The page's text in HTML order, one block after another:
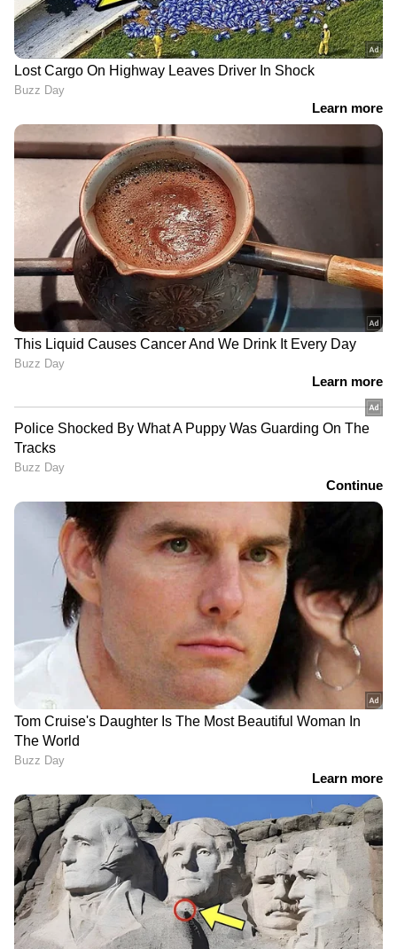
റിക്കവറി ഏജന്റുമാരില്‍ നിന്ന് പീഡനം
നേരിട്ടതായി പറഞ്ഞു. 67 ശതമാനം പേര്‍ക്ക് പല
നമ്പറുകളില്‍ നിന്നായി നിരന്തരം കോളുകള്‍
വന്നപ്പോള്‍, 11 ശതമാനം പേരെ ഏജന്റുമാര്‍
വീട്ടിലോ ജോലിസ്ഥലത്തോ നേരിട്ടെത്തി
ഭീഷണിപ്പെടുത്തി. 8 ശതമാനം പേര്‍ക്ക്
നിയമനടപടികള്‍ നേരിടേണ്ടി വരുമെന്ന
ഭീഷണിയും ലഭിച്ചു.
കടക്കെണിയിലേക്ക് വീഴുന്ന യുവതലമുറ
ആദ്യമായി വായ്പയെടുക്കുന്നവരില്‍ 41
ശതമാനവും ജെന്‍ സി
വിഭാഗത്തില്‍പ്പെട്ടവരാണ്. ഇതില്‍ 46
ശതമാനത്തോളം പേരും സ്മാര്‍ട്ട്ഫോണുകള്‍,
ലാപ്‌ടോപ്പുകള്‍ തുടങ്ങിയ ഗാഡ്ജെറ്റുകള്‍
വാങ്ങാനാണ് ലോണ്‍ എടുക്കുന്നത്. വ്യക്തിഗത
വായ്പയെടുക്കുന്നവരില്‍ 45 ശതമാനത്തോളം
വരുന്ന മില്ലേനിയല്‍സ് ആകട്ടെ, ജീവിതശൈലീ
ചെലവുകള്‍ക്കും വീട് മോടിപിടിപ്പിക്കാനും
ചെറിയ ബിസിനസുകള്‍ തുടങ്ങാനുമാണ് പണം
കടമെടുക്കുന്നത്.
ബാങ്കുകളില്‍ നിന്ന് ലോണ്‍ കിട്ടാന്‍
ബുദ്ധിമുട്ടിയിരുന്ന പലര്‍ക്കും
മിനിറ്റുകള്‍ക്കുള്ളില്‍ പണം ലഭ്യമാക്കാന്‍
ഡിജിറ്റല്‍ വായ്പകള്‍ക്ക് കഴിഞ്ഞിട്ടുണ്ട്.
എന്നാല്‍, അതിവേഗം പണം ലഭിക്കുന്നത്
വായ്പയുടെ അപകടസാധ്യതകളെക്കുറിച്ച്
ചിന്തിക്കുന്നതില്‍ നിന്ന് പലരെയും തടയുന്നു.